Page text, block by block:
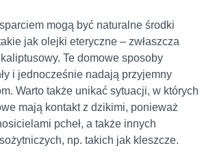
mogą być naturalne środki
jak olejki eteryczne – zwłaszcza
Te domowe sposoby
i jednocześnie nadają przyjemny
Warto także unikać sytuacji, w których
mają kontakt z dzikimi, ponieważ
pcheł, a także innych
np. takich jak kleszcze.